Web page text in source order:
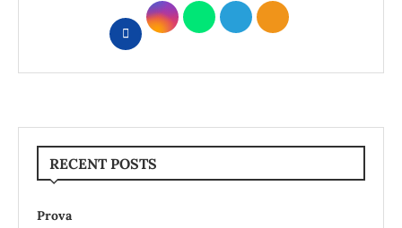
RECENT POSTS
Prova